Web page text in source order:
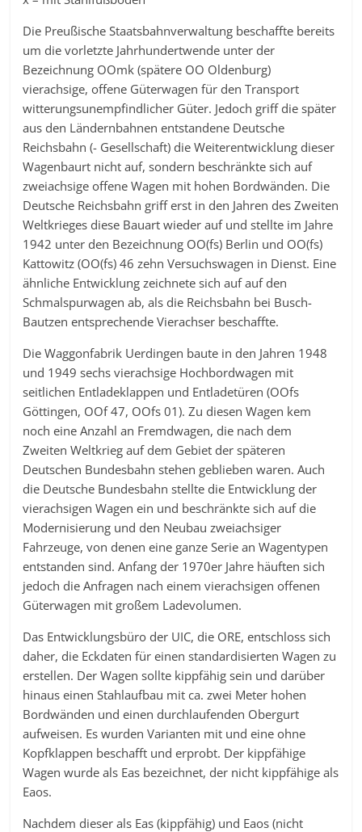
Die Preußische Staatsbahnverwaltung beschaffte bereits
um die vorletzte Jahrhundertwende unter der
Bezeichnung OOmk (spätere OO Oldenburg)
vierachsige, offene Güterwagen für den Transport
witterungsunempfindlicher Güter. Jedoch griff die später
aus den Ländernbahnen entstandene Deutsche
Reichsbahn (- Gesellschaft) die Weiterentwicklung dieser
Wagenbaurt nicht auf, sondern beschränkte sich auf
zweiachsige offene Wagen mit hohen Bordwänden. Die
Deutsche Reichsbahn griff erst in den Jahren des Zweiten
Weltkrieges diese Bauart wieder auf und stellte im Jahre
1942 unter den Bezeichnung OO(fs) Berlin und OO(fs)
Kattowitz (OO(fs) 46 zehn Versuchswagen in Dienst. Eine
ähnliche Entwicklung zeichnete sich auf auf den
Schmalspurwagen ab, als die Reichsbahn bei Busch-
Bautzen entsprechende Vierachser beschaffte.
Die Waggonfabrik Uerdingen baute in den Jahren 1948
und 1949 sechs vierachsige Hochbordwagen mit
seitlichen Entladeklappen und Entladetüren (OOfs
Göttingen, OOf 47, OOfs 01). Zu diesen Wagen kem
noch eine Anzahl an Fremdwagen, die nach dem
Zweiten Weltkrieg auf dem Gebiet der späteren
Deutschen Bundesbahn stehen geblieben waren. Auch
die Deutsche Bundesbahn stellte die Entwicklung der
vierachsigen Wagen ein und beschränkte sich auf die
Modernisierung und den Neubau zweiachsiger
Fahrzeuge, von denen eine ganze Serie an Wagentypen
entstanden sind. Anfang der 1970er Jahre häuften sich
jedoch die Anfragen nach einem vierachsigen offenen
Güterwagen mit großem Ladevolumen.
Das Entwicklungsbüro der UIC, die ORE, entschloss sich
daher, die Eckdaten für einen standardisierten Wagen zu
erstellen. Der Wagen sollte kippfähig sein und darüber
hinaus einen Stahlaufbau mit ca. zwei Meter hohen
Bordwänden und einen durchlaufenden Obergurt
aufweisen. Es wurden Varianten mit und eine ohne
Kopfklappen beschafft und erprobt. Der kippfähige
Wagen wurde als Eas bezeichnet, der nicht kippfähige als
Eaos.
Nachdem dieser als Eas (kippfähig) und Eaos (nicht